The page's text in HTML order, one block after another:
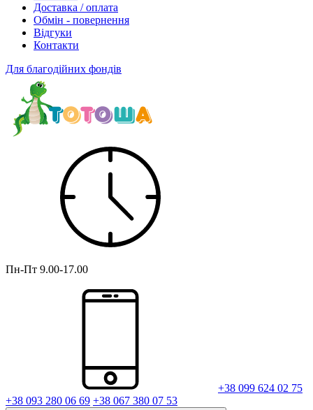
Доставка / оплата
Обмін - повернення
Відгуки
Контакти
Для благодійних фондів
Пн-Пт 9.00-17.00
+38 099 624 02 75
+38 093 280 06 69 +38 067 380 07 53